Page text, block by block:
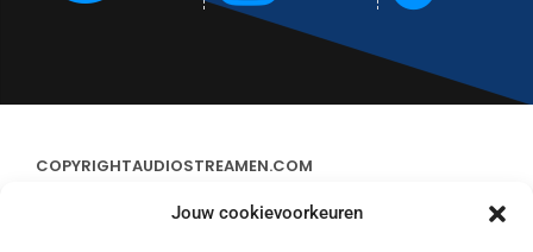
Jouw cookievoorkeuren
COPYRIGHTAUDIOSTREAMEN.COM